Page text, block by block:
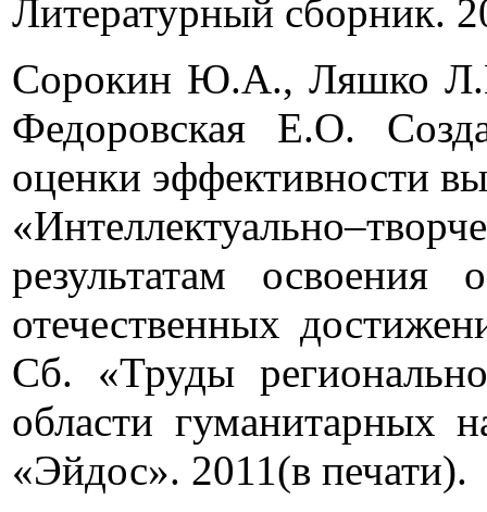
Литературный сборник.
Сорокин Ю.А., Ляшко
Федоровская Е.О.
оценки эффективности
результатам
отечественных
Сб. «Труды
области гуманитарных
«Эйдос». 2011(в печати).